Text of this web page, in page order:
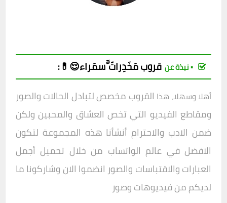
▪︎ نبذة عن قروب مَخَدِراتّ َّسمَراء😌💊:
أهلا وسهلا، هذا القروب مخصص لتبادل الحالات والصور
ومقاطع الفيديو التي تخص العشاق والمحبين ولكن
ضمن الادب والاحترام أنشأنا هذه المجموعة لتكون
الافضل في عالم الواتساب من خلال تحميل أجمل
العبارات والاقتباسات والصور انضموا الان وشاركونا ما
لديكم من فيديوهات وصور